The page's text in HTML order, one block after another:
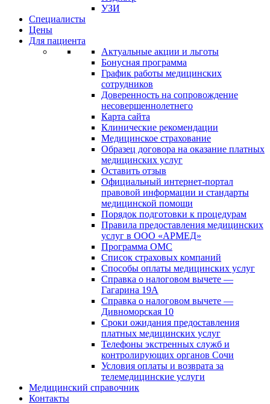
УЗИ
Специалисты
Цены
Для пациента
Актуальные акции и льготы
Бонусная программа
График работы медицинских
сотрудников
Доверенность на сопровождение
несовершеннолетнего
Карта сайта
Клинические рекомендации
Медицинское страхование
Образец договора на оказание платных
медицинских услуг
Оставить отзыв
Официальный интернет-портал
правовой информации и стандарты
медицинской помощи
Порядок подготовки к процедурам
Правила предоставления медицинских
услуг в ООО «АРМЕД»
Программа ОМС
Список страховых компаний
Способы оплаты медицинских услуг
Справка о налоговом вычете —
Гагарина 19А
Справка о налоговом вычете —
Дивноморская 10
Сроки ожидания предоставления
платных медицинских услуг
Телефоны экстренных служб и
контролирующих органов Сочи
Условия оплаты и возврата за
телемедицинские услуги
Медицинский справочник
Контакты